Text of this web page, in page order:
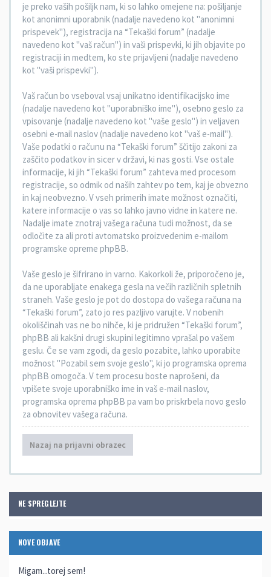
NE SPREGLEJTE
NOVE OBJAVE
Migam...torej sem!
je preko vaših pošiljk nam, ki so lahko omejene na: pošiljanje
kot anonimni uporabnik (nadalje navedeno kot "anonimni
prispevek"), registracija na “Tekaški forum” (nadalje
navedeno kot "vaš račun") in vaši prispevki, ki jih objavite po
registraciji in medtem, ko ste prijavljeni (nadalje navedeno
kot "vaši prispevki").
Vaš račun bo vseboval vsaj unikatno identifikacijsko ime
(nadalje navedeno kot "uporabniško ime"), osebno geslo za
vpisovanje (nadalje navedeno kot "vaše geslo") in veljaven
osebni e-mail naslov (nadalje navedeno kot "vaš e-mail").
Vaše podatki o računu na “Tekaški forum” ščitijo zakoni za
zaščito podatkov in sicer v državi, ki nas gosti. Vse ostale
informacije, ki jih “Tekaški forum” zahteva med procesom
registracije, so odmik od naših zahtev po tem, kaj je obvezno
in kaj neobvezno. V vseh primerih imate možnost označiti,
katere informacije o vas so lahko javno vidne in katere ne.
Nadalje imate znotraj vašega računa tudi možnost, da se
odločite za ali proti avtomatsko proizvedenim e-mailom
programske opreme phpBB.
Vaše geslo je šifrirano in varno. Kakorkoli že, priporočeno je,
da ne uporabljate enakega gesla na večih različnih spletnih
straneh. Vaše geslo je pot do dostopa do vašega računa na
“Tekaški forum”, zato jo res pazljivo varujte. V nobenih
okoliščinah vas ne bo nihče, ki je pridružen “Tekaški forum”,
phpBB ali kakšni drugi skupini legitimno vprašal po vašem
geslu. Če se vam zgodi, da geslo pozabite, lahko uporabite
možnost "Pozabil sem svoje geslo", ki jo programska oprema
phpBB omogoča. V tem procesu boste naprošeni, da
vpišete svoje uporabniško ime in vaš e-mail naslov,
programska oprema phpBB pa vam bo priskrbela novo geslo
za obnovitev vašega računa.
Nazaj na prijavni obrazec